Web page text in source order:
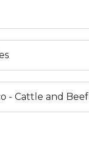
- Cattle and Beef